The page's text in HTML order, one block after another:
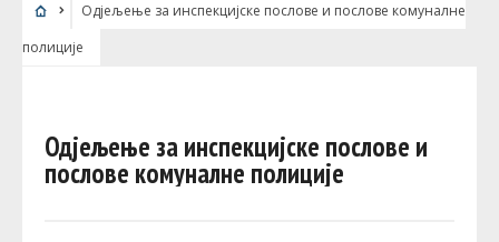
Одјељење за инспекцијске послове и послове комуналне
полиције
Одјељење за инспекцијске послове и
послове комуналне полиције